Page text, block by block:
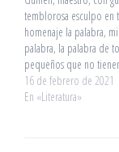
temblorosa esculpo en
homenaje la palabra,
palabra, la palabra de
pequeños que no
Tus versos sintetizan en
luz, el cielo, el infinito
16 de febrero de 2021
En «Literatura»